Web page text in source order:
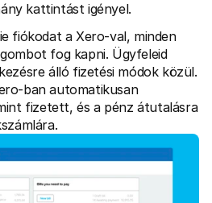
kattintást igényel.
fiókodat a Xero-val, minden
fog kapni. Ügyfeleid
álló fizetési módok közül.
ban automatikusan
fizetett, és a pénz átutalásra